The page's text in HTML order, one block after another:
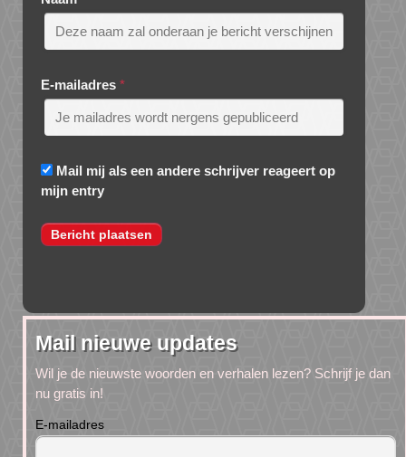
E-mailadres *
Mail mij als een andere schrijver reageert op
mijn entry
Mail nieuwe updates
Wil je de nieuwste woorden en verhalen lezen? Schrijf je dan
nu gratis in!
E-mailadres